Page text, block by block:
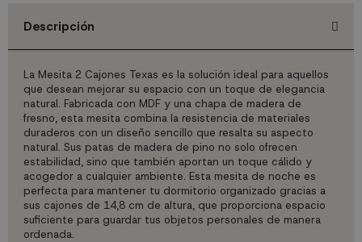
Descripción
La Mesita 2 Cajones Texas es la solución ideal para aquellos
que desean mejorar su espacio con un toque de elegancia
natural. Fabricada con MDF y una chapa de madera de
fresno, esta mesita combina la resistencia de materiales
duraderos con un diseño sencillo que resalta su aspecto
natural. Sus patas de madera de pino no solo ofrecen
estabilidad, sino que también aportan un toque cálido y
acogedor a cualquier ambiente. Esta mesita de noche es
perfecta para mantener tu dormitorio organizado gracias a
sus cajones de 14,8 cm de altura, que proporciona espacio
suficiente para guardar tus objetos personales de manera
ordenada.